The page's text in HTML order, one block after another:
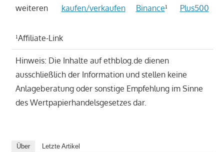
weiteren
kaufen/verkaufen
Binance¹
Plus500
¹Affiliate-Link
Hinweis: Die Inhalte auf ethblog.de dienen
ausschließlich der Information und stellen keine
Anlageberatung oder sonstige Empfehlung im Sinne
des Wertpapierhandelsgesetzes dar.
Über Letzte Artikel